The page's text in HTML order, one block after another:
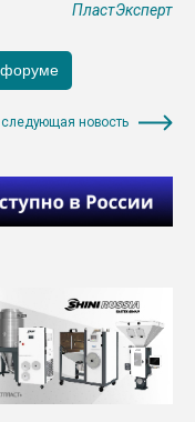
ПластЭксперт
следующая новость